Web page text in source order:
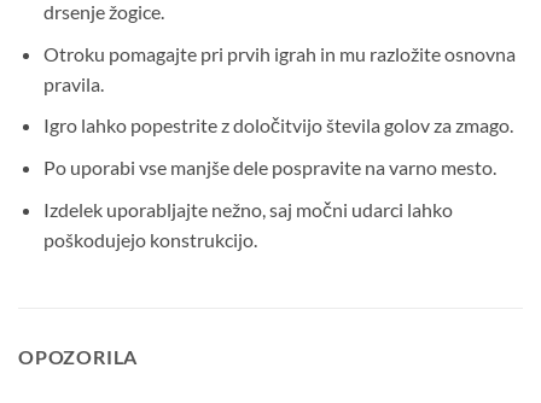
drsenje žogice.
Otroku pomagajte pri prvih igrah in mu razložite osnovna
pravila.
Igro lahko popestrite z določitvijo števila golov za zmago.
Po uporabi vse manjše dele pospravite na varno mesto.
Izdelek uporabljajte nežno, saj močni udarci lahko
poškodujejo konstrukcijo.
OPOZORILA